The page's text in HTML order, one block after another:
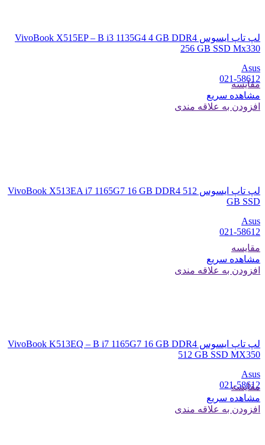
لپ تاپ ایسوس VivoBook X515EP – B i3 1135G4 4 GB DDR4
256 GB SSD Mx330
Asus
021-58612
مقایسه
مشاهده سریع
افزودن به علاقه مندی
لپ تاپ ایسوس VivoBook X513EA i7 1165G7 16 GB DDR4 512
GB SSD
Asus
021-58612
مقایسه
مشاهده سریع
افزودن به علاقه مندی
لپ تاپ ایسوس VivoBook K513EQ – B i7 1165G7 16 GB DDR4
512 GB SSD MX350
Asus
021-58612
مقایسه
مشاهده سریع
افزودن به علاقه مندی